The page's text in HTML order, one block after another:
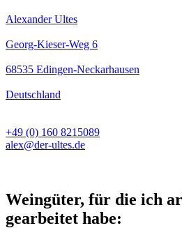
Alexander Ultes
Georg-Kieser-Weg 6
68535 Edingen-Neckarhausen
Deutschland
+49 (0) 160 8215089
alex@der-ultes.de
Weingüter, für die ich
gearbeitet habe: